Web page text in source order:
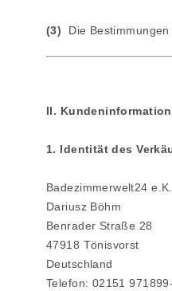
(3) Die
II.
1. Identität des
Badezimmerwelt24 e.K.
Dariusz Böhm
Benrader Straße 28
47918 Tönisvorst
Deutschland
Telefon: 02151